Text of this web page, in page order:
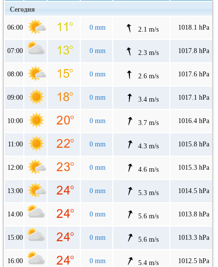
Сегодня
06:00 0 mm 2.1 m/s 1018.1 hPa
07:00 0 mm 2.3 m/s 1017.8 hPa
08:00 0 mm 2.6 m/s 1017.6 hPa
09:00 0 mm 3.4 m/s 1017.1 hPa
10:00 0 mm 3.7 m/s 1016.4 hPa
11:00 0 mm 4.3 m/s 1015.8 hPa
12:00 0 mm 4.6 m/s 1015.3 hPa
13:00 0 mm 5.3 m/s 1014.5 hPa
14:00 0 mm 5.6 m/s 1013.8 hPa
15:00 0 mm 5.6 m/s 1013.3 hPa
16:00 0 mm 5.4 m/s 1012.5 hPa